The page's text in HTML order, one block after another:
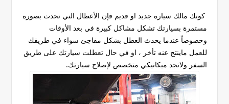
كونك مالك سيارة جديد او قديم فإن الأعطال التي تحدث بصورة
مستمرة بسيارتك تشكل مشاكل كبيرة في بعد الأوقات
وخصوصاً عندما يحدث العطل بشكل مفاجئ سواء في طريقك
للعمل ماينتج عنه تأخر ، او في حال تعطلت سيارتك على طريق
السفر ولاتجد ميكانيكي متخصص لإصلاح سيارتك.